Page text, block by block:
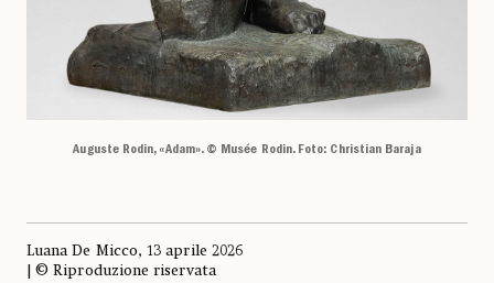
Auguste Rodin, «Adam». © Musée Rodin. Foto: Christian Baraja
Luana De Micco, 13 aprile 2026
| © Riproduzione riservata